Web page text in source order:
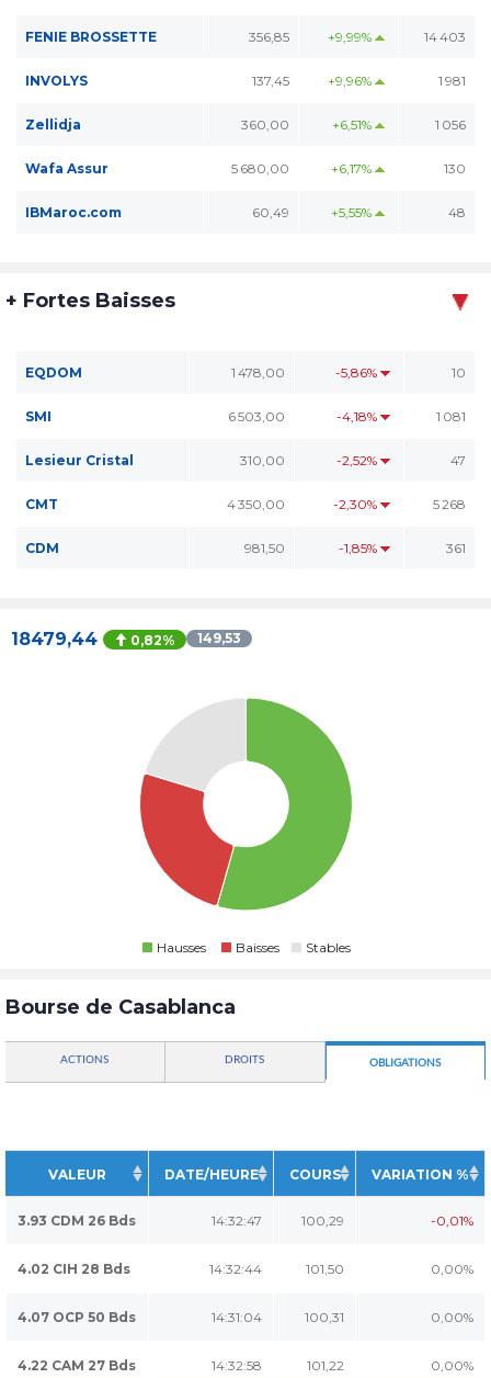
FENIE BROSSETTE 356,85 +9,99% 14 403
INVOLYS 137,45 +9,96% 1 981
Zellidja 360,00 +6,51% 1 056
Wafa Assur 5 680,00 +6,17% 130
IBMaroc.com 60,49 +5,55% 48
+ Fortes Baisses
EQDOM 1 478,00 -5,86% 10
SMI 6 503,00 -4,18% 1 081
Lesieur Cristal 310,00 -2,52% 47
CMT 4 350,00 -2,30% 5 268
CDM 981,50 -1,85% 361
18479,44 0,82% 149,53
Hausses Baisses Stables
Bourse de Casablanca
ACTIONS DROITS OBLIGATIONS
VALEUR DATE/HEURE COURS VARIATION %
3.93 CDM 26 Bds 14:32:47 100,29 -0,01%
4.02 CIH 28 Bds 14:32:44 101,50 0,00%
4.07 OCP 50 Bds 14:31:04 100,31 0,00%
4.22 CAM 27 Bds 14:32:58 101,22 0,00%